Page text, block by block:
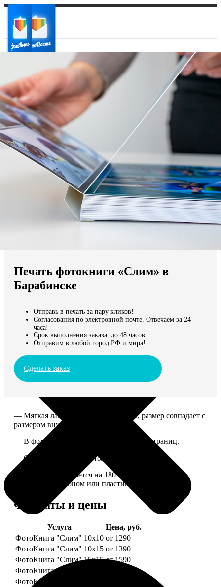
Ваш город:
Ваш регион доставки
Выберите из списка:
Мы доставляем по всему миру
Продолжить без города
Печать фотокниги «Слим» в
Барабинске
Отправь в печать за пару кликов!
Согласования по электронной почте. Отвечаем за 24
часа!
Срок выполнения заказа: до 48 часов
Отправим в любой город РФ и мира!
Сделать заказ
— Мягкая ламинированная обложка, размер совпадает с
размером внутреннего блока.
— В фотокниге может быть от 10 до 50 страниц.
— Страницы плотные, толщина 1 мм.
— Книга раскрывается на 180 градусов, развороты
укреплены картоном или пластиком.
Форматы и цены
Услуга
Цена, руб.
ФотоКнига "Слим" 10x10 от 1290
ФотоКнига "Слим" 10x15 от 1390
ФотоКнига "Слим" 15x15 от 1590
ФотоКнига "Слим" 15x20
ФотоКнига "Слим" 20x20